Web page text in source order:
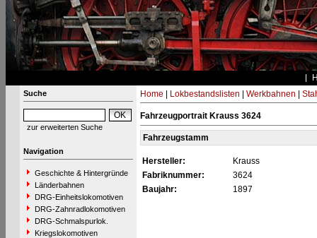
Suche
zur erweiterten Suche
Navigation
Geschichte & Hintergründe
Länderbahnen
DRG-Einheitslokomotiven
DRG-Zahnradlokomotiven
DRG-Schmalspurlok.
Kriegslokomotiven
Home Lokbestandslisten Werkbahnen
Fahrzeugportrait Krauss 3624
Fahrzeugstamm
Hersteller:
Krauss
Fabriknummer:
3624
Baujahr:
1897